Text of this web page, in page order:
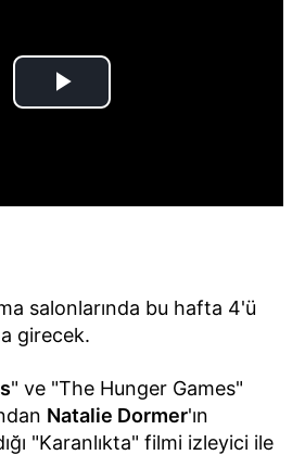
salonlarında bu hafta 4'ü
girecek.
" ve "The Hunger Games"
Natalie Dormer'ın
"Karanlıkta" filmi izleyici ile